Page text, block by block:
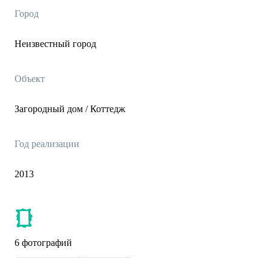
Город
Неизвестный город
Объект
Загородный дом / Коттедж
Год реализации
2013
6 фотографий